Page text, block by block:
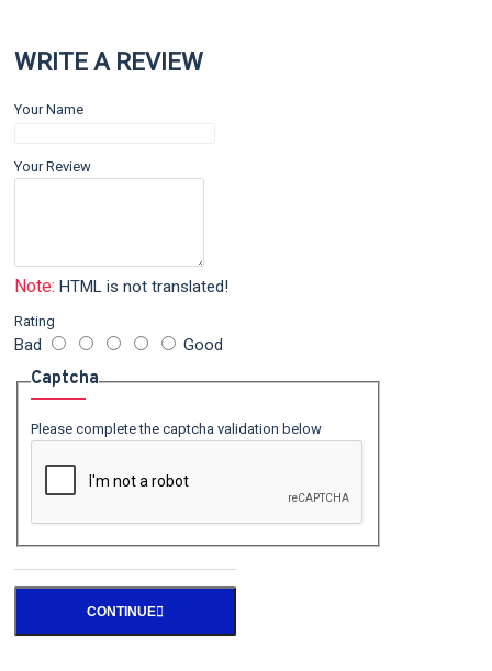
WRITE A REVIEW
Your Name
Your Review
Note: HTML is not translated!
Rating
Bad Good
Captcha
Please complete the captcha validation below
CONTINUE